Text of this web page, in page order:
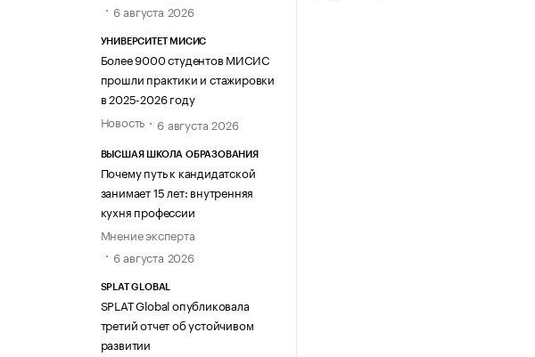
6 августа 2026
УНИВЕРСИТЕТ МИСИС
Более 9000 студентов МИСИС
прошли практики и стажировки
в 2025-2026 году
Новость
6 августа 2026
ВЫСШАЯ ШКОЛА ОБРАЗОВАНИЯ
Почему путь к кандидатской
занимает 15 лет: внутренняя
кухня профессии
Мнение эксперта
6 августа 2026
SPLAT GLOBAL
SPLAT Global опубликовала
третий отчет об устойчивом
развитии